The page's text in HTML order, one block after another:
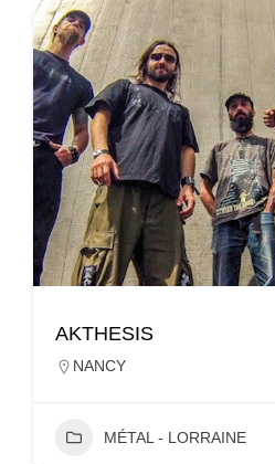
AKTHESIS
NANCY
MÉTAL - LORRAINE